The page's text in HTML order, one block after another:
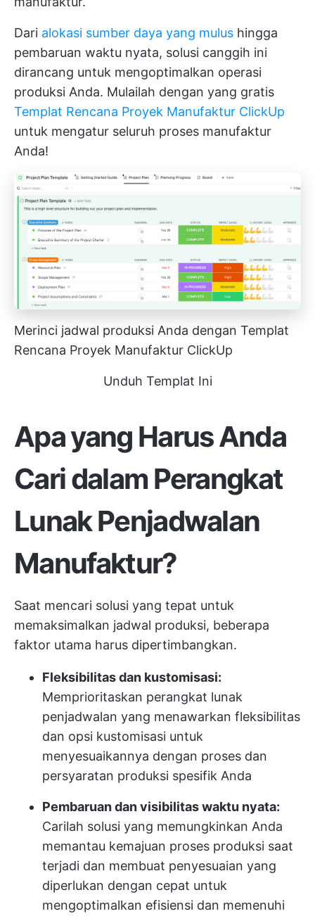
Dari alokasi sumber daya yang mulus hingga
pembaruan waktu nyata, solusi canggih ini
dirancang untuk mengoptimalkan operasi
produksi Anda. Mulailah dengan yang gratis
Templat Rencana Proyek Manufaktur ClickUp
untuk mengatur seluruh proses manufaktur
Anda!
Merinci jadwal produksi Anda dengan Templat
Rencana Proyek Manufaktur ClickUp
Unduh Templat Ini
Apa yang Harus Anda
Cari dalam Perangkat
Lunak Penjadwalan
Manufaktur?
Saat mencari solusi yang tepat untuk
memaksimalkan jadwal produksi, beberapa
faktor utama harus dipertimbangkan.
Fleksibilitas dan kustomisasi:
Memprioritaskan perangkat lunak
penjadwalan yang menawarkan fleksibilitas
dan opsi kustomisasi untuk
menyesuaikannya dengan proses dan
persyaratan produksi spesifik Anda
Pembaruan dan visibilitas waktu nyata:
Carilah solusi yang memungkinkan Anda
memantau kemajuan proses produksi saat
terjadi dan membuat penyesuaian yang
diperlukan dengan cepat untuk
mengoptimalkan efisiensi dan memenuhi